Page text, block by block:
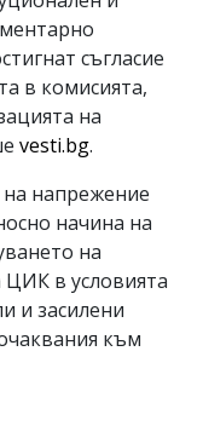
съгласие
в комисията,
на
vesti.bg.
напрежение
начина на
на
ЦИК в условията
и засилени
към